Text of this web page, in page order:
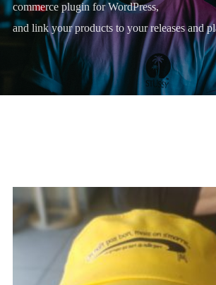
commerce plugin for WordPress,
and link your products to your releases and